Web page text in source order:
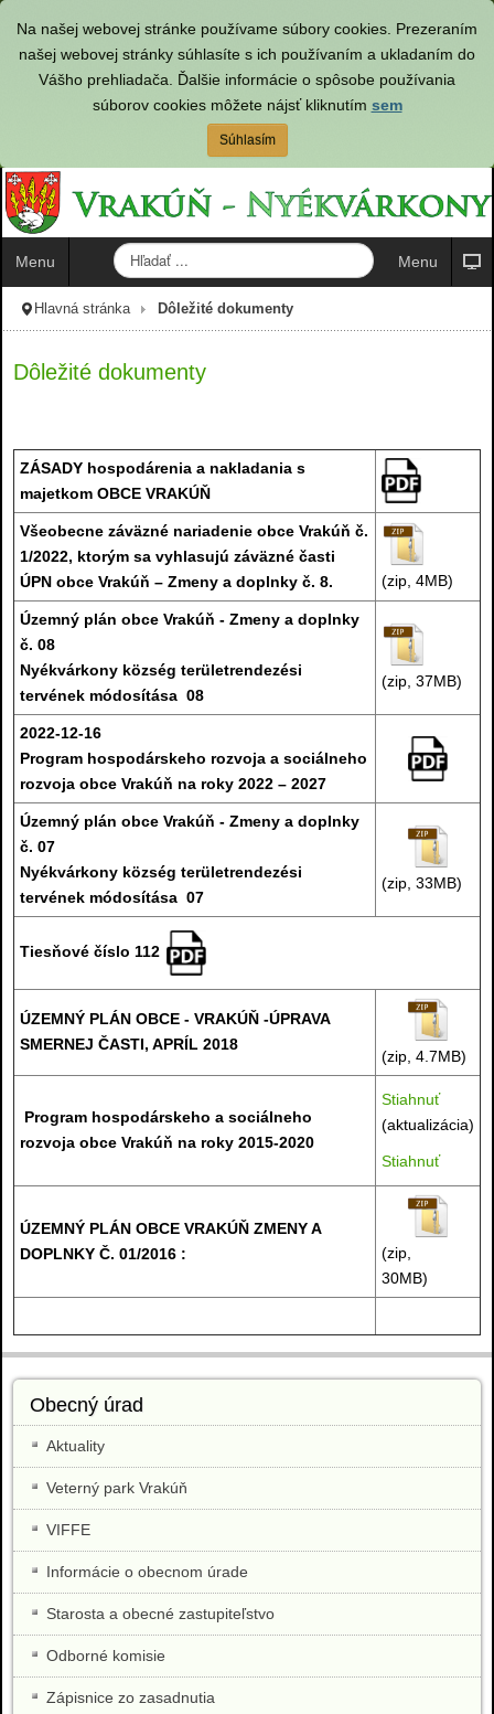
Na našej webovej stránke používame súbory cookies. Prezeraním
našej webovej stránky súhlasíte s ich používaním a ukladaním do
Vášho prehliadača. Ďalšie informácie o spôsobe používania
súborov cookies môžete nájsť kliknutím sem
Súhlasím
Menu
H
ľ
ť
Menu
Hlavná stránka Dôležité dokumenty
Dôležité dokumenty
ZÁSADY hospodárenia a nakladania s
majetkom OBCE VRAKÚŇ
Všeobecne záväzné nariadenie obce Vrakúň č.
1/2022, ktorým sa vyhlasujú záväzné časti
ÚPN obce Vrakúň – Zmeny a doplnky č. 8.
(zip, 4MB)
Územný plán obce Vrakúň - Zmeny a doplnky
č. 08
Nyékvárkony község területrendezési
tervének módosítása 08
(zip, 37MB)
2022-12-16
Program hospodárskeho rozvoja a sociálneho
rozvoja obce Vrakúň na roky 2022 – 2027
Územný plán obce Vrakúň - Zmeny a doplnky
č. 07
Nyékvárkony község területrendezési
tervének módosítása 07
(zip, 33MB)
Tiesňové číslo 112
ÚZEMNÝ PLÁN OBCE - VRAKÚŇ -ÚPRAVA
SMERNEJ ČASTI, APRÍL 2018
(zip, 4.7MB)
Program hospodárskeho a sociálneho
rozvoja obce Vrakúň na roky 2015-2020
Stiahnuť
(aktualizácia)
Stiahnuť
ÚZEMNÝ PLÁN OBCE VRAKÚŇ ZMENY A
DOPLNKY Č. 01/2016 :
(zip,
30MB)
Obecný úrad
Aktuality
Veterný park Vrakúň
VIFFE
Informácie o obecnom úrade
Starosta a obecné zastupiteľstvo
Odborné komisie
Zápisnice zo zasadnutia